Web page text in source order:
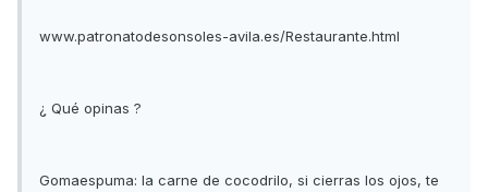
www.patronatodesonsoles-avila.es/Restaurante.html
¿ Qué opinas ?
Gomaespuma: la carne de cocodrilo, si cierras los ojos, te